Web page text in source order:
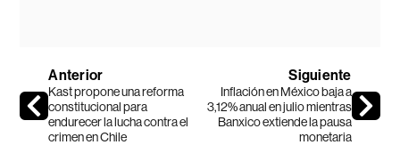
Anterior
Kast propone una reforma
constitucional para
endurecer la lucha contra el
crimen en Chile
Siguiente
Inflación en México baja a
3,12% anual en julio mientras
Banxico extiende la pausa
monetaria